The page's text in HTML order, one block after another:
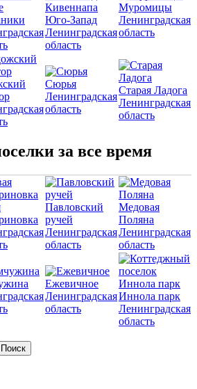
Кивеннапа
Юго-Запад
Ленинградская
область
Муромицы
Ленинградская
область
Сюрья
Ленинградская
область
Старая Ладога
Ленинградская
область
за все время
Павловский
ручей
Ленинградская
область
Медовая
Поляна
Ленинградская
область
Ежевичное
Ленинградская
область
Иннола парк
Ленинградская
область